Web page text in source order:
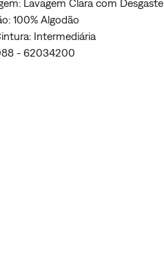
Lavagem Clara com Desgaste
100% Algodão
Intermediária
- 62034200